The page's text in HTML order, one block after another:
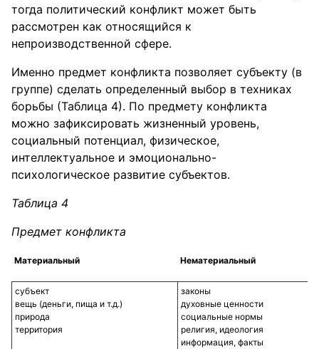
тогда политический конфликт может быть
рассмотрен как относящийся к
непроизводственной сфере.
Именно предмет конфликта позволяет субъекту (в
группе) сделать определенный выбор в техниках
борьбы (Таблица 4). По предмету конфликта
можно зафиксировать жизненный уровень,
социальный потенциал, физическое,
интеллектуальное и эмоционально-
психологическое развитие субъектов.
Таблица 4
Предмет конфликта
Материальный Нематериальный
субъект
вещь (деньги, пища и т.д.)
природа
территория
законы
духовные ценности
социальные нормы
религия, идеология
информация, факты